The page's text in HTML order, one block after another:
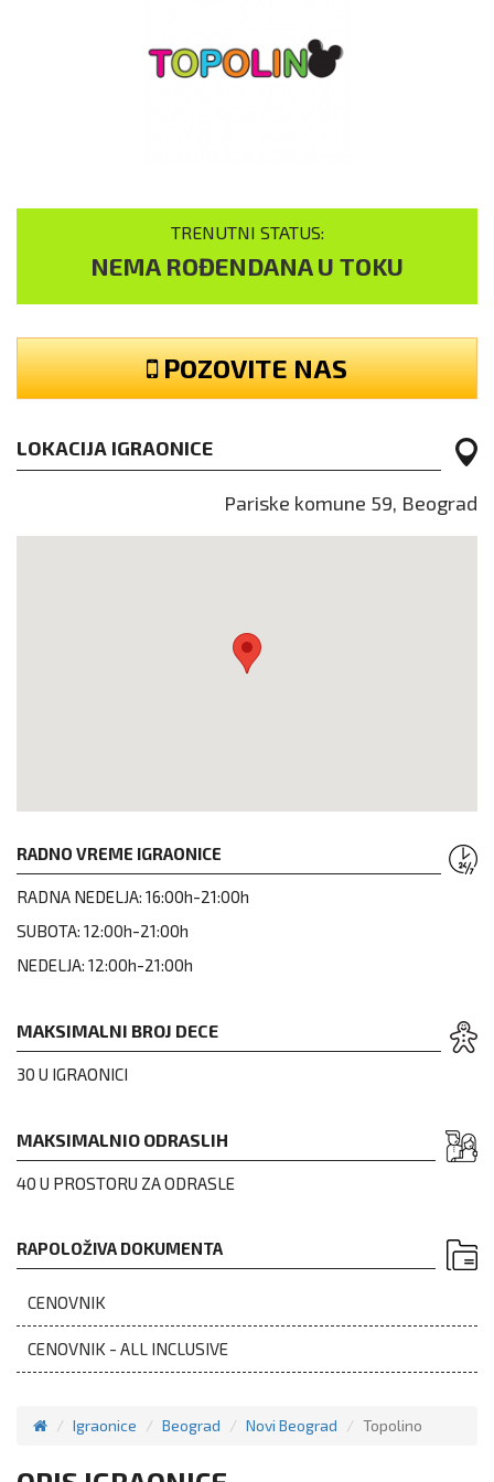
TRENUTNI STATUS:
NEMA ROĐENDANA U TOKU
POZOVITE NAS
LOKACIJA IGRAONICE
Pariske komune 59, Beograd
RADNO VREME IGRAONICE
RADNA NEDELJA: 16:00h-21:00h
SUBOTA: 12:00h-21:00h
NEDELJA: 12:00h-21:00h
MAKSIMALNI BROJ DECE
30 U IGRAONICI
MAKSIMALNIO ODRASLIH
40 U PROSTORU ZA ODRASLE
RAPOLOŽIVA DOKUMENTA
CENOVNIK
CENOVNIK - ALL INCLUSIVE
Igraonice Beograd Novi Beograd Topolino